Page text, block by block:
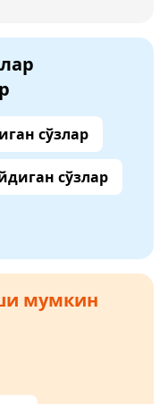
сўзлар
сўзлар
мумкин